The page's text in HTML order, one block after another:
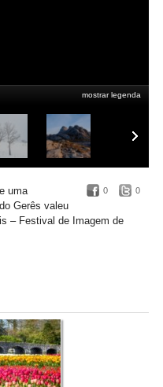
mostrar legenda
0 0
uma
Gerês valeu
– Festival de Imagem de